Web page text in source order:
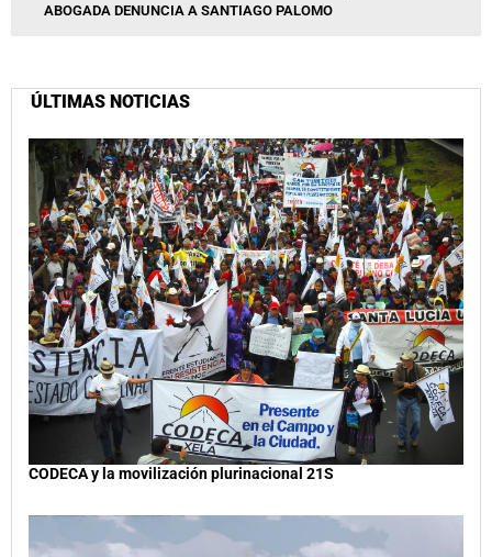
ABOGADA DENUNCIA A SANTIAGO PALOMO
ÚLTIMAS NOTICIAS
CODECA y la movilización plurinacional 21S